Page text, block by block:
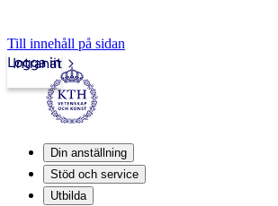
Till innehåll på sidan
Intranät
Logga in
Din anställning
Stöd och service
Utbilda